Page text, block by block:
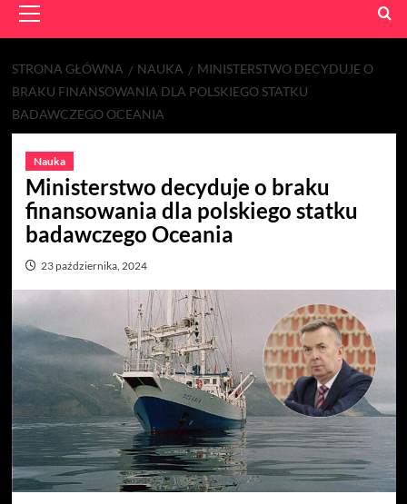
Menu
STRONA GŁÓWNA NAUKA
MINISTERSTWO DECYDUJE O
BRAKU FINANSOWANIA DLA POLSKIEGO STATKU
BADAWCZEGO OCEANIA
Nauka
Ministerstwo decyduje o braku
finansowania dla polskiego statku
badawczego Oceania
23 października, 2024